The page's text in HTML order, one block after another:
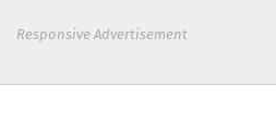
Responsive Advertisement